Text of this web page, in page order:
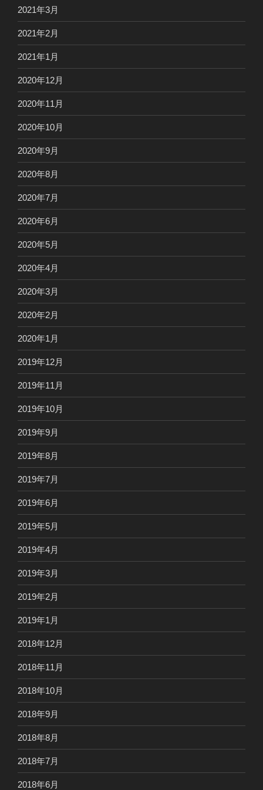
2021年3月
2021年2月
2021年1月
2020年12月
2020年11月
2020年10月
2020年9月
2020年8月
2020年7月
2020年6月
2020年5月
2020年4月
2020年3月
2020年2月
2020年1月
2019年12月
2019年11月
2019年10月
2019年9月
2019年8月
2019年7月
2019年6月
2019年5月
2019年4月
2019年3月
2019年2月
2019年1月
2018年12月
2018年11月
2018年10月
2018年9月
2018年8月
2018年7月
2018年6月